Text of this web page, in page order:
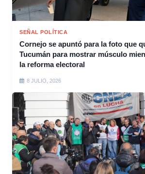
SEÑAL POLÍTICA
Cornejo se apuntó para la foto que
Tucumán para mostrar músculo
la reforma electoral
8 JULIO, 2026